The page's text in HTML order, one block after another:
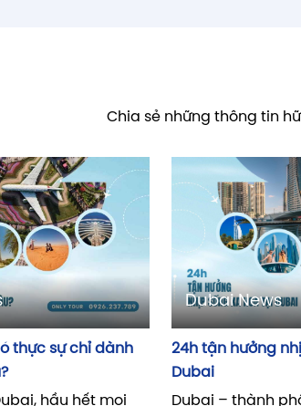
Chia sẻ những thông tin
thực sự chỉ dành
hầu hết mọi
Dubai News
24h tận hưởng
Dubai
Dubai – thành